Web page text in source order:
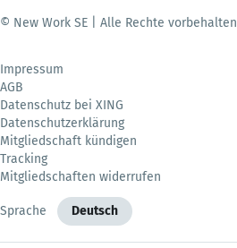
© New Work SE | Alle Rechte vorbehalten
Impressum
AGB
Datenschutz bei XING
Datenschutzerklärung
Mitgliedschaft kündigen
Tracking
Mitgliedschaften widerrufen
Sprache Deutsch